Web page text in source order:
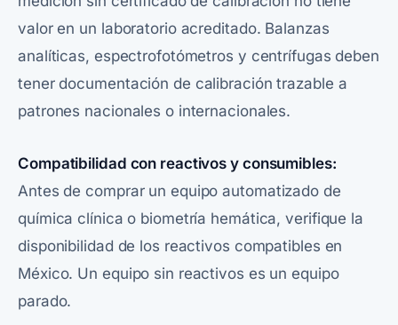
valor en un laboratorio acreditado. Balanzas
analíticas, espectrofotómetros y centrífugas deben
tener documentación de calibración trazable a
patrones nacionales o internacionales.
Compatibilidad con reactivos y consumibles:
Antes de comprar un equipo automatizado de
química clínica o biometría hemática, verifique la
disponibilidad de los reactivos compatibles en
México. Un equipo sin reactivos es un equipo
parado.